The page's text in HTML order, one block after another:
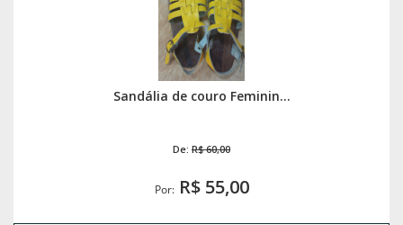
Sandália de couro Feminin...
De: R$ 60,00
Por:R$ 55,00